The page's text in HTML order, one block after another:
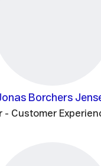
Borchers
- Customer